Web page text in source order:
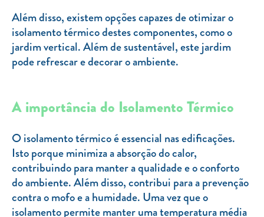
Além disso, existem opções capazes de otimizar o
isolamento térmico destes componentes, como o
jardim vertical. Além de sustentável, este jardim
pode refrescar e decorar o ambiente.
A importância do Isolamento Térmico
O isolamento térmico é essencial nas edificações.
Isto porque minimiza a absorção do calor,
contribuindo para manter a qualidade e o conforto
do ambiente. Além disso, contribui para a prevenção
contra o mofo e a humidade. Uma vez que o
isolamento permite manter uma temperatura média